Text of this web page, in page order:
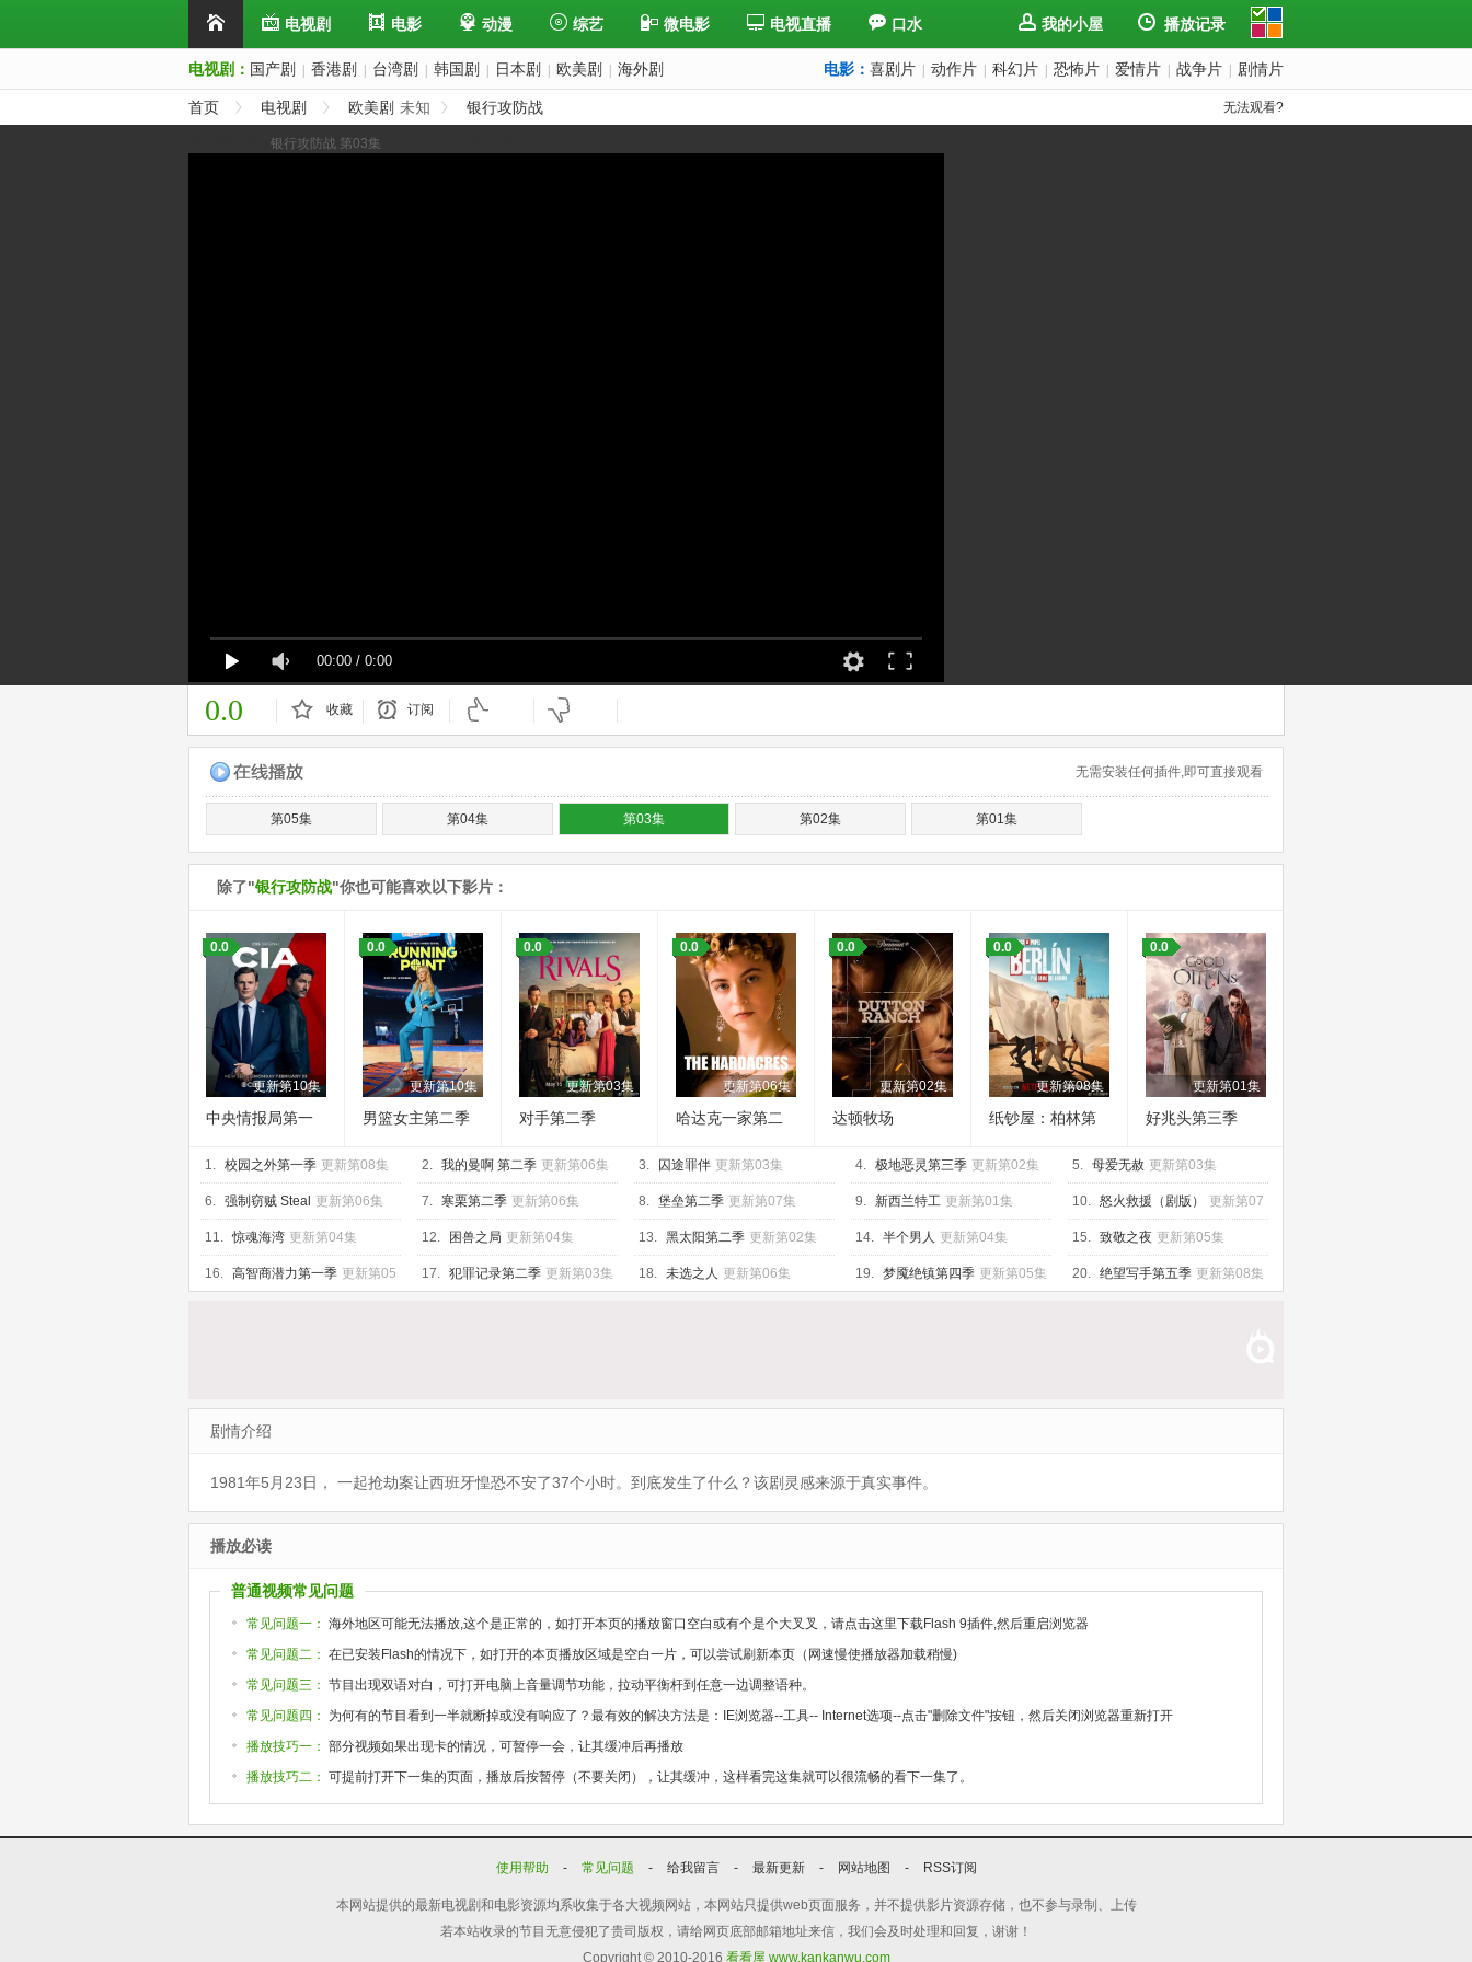
电视剧 电影 动漫 综艺 微电影 电视直播 口水 我的小屋 播放记录
电视剧： 国产剧 香港剧 台湾剧 韩国剧 日本剧 欧美剧 海外剧 电影： 喜剧片 动作片 科幻片 恐怖片 爱情片 战争片 剧情片
无法观看?
首页 电视剧 欧美剧 未知 银行攻防战
银行攻防战 第03集
00:00 / 0:00
0.0 收藏 订阅
无需安装任何插件,即可直接观看
第05集 第04集 第03集 第02集 第01集
除了"银行攻防战"你也可能喜欢以下影片：
更新第10集
0.0
中央情报局第一
更新第10集
0.0
男篮女主第二季
更新第03集
0.0
对手第二季
更新第06集
0.0
哈达克一家第二
更新第02集
0.0
达顿牧场
更新第08集
0.0
纸钞屋：柏林第
更新第01集
0.0
好兆头第三季
1. 校园之外第一季 更新第08集 2. 我的曼啊 第二季 更新第06集 3. 囚途罪伴 更新第03集 4. 极地恶灵第三季 更新第02集 5. 母爱无赦 更新第03集
6. 强制窃贼 Steal 更新第06集 7. 寒栗第二季 更新第06集 8. 堡垒第二季 更新第07集 9. 新西兰特工 更新第01集 10. 怒火救援（剧版） 更新第07
集
11. 惊魂海湾 更新第04集 12. 困兽之局 更新第04集 13. 黑太阳第二季 更新第02集 14. 半个男人 更新第04集 15. 致敬之夜 更新第05集
16. 高智商潜力第一季 更新第05 17. 犯罪记录第二季 更新第03集 18. 未选之人 更新第06集 19. 梦魇绝镇第四季 更新第05集 20. 绝望写手第五季 更新第08集
剧情介绍
1981年5月23日， 一起抢劫案让西班牙惶恐不安了37个小时。到底发生了什么？该剧灵感来源于真实事件。
播放必读
普通视频常见问题
常见问题一： 海外地区可能无法播放,这个是正常的，如打开本页的播放窗口空白或有个是个大叉叉，请点击这里下载Flash 9插件,然后重启浏览器
常见问题二： 在已安装Flash的情况下，如打开的本页播放区域是空白一片，可以尝试刷新本页（网速慢使播放器加载稍慢)
常见问题三： 节目出现双语对白，可打开电脑上音量调节功能，拉动平衡杆到任意一边调整语种。
常见问题四：
为何有的节目看到一半就断掉或没有响应了？最有效的解决方法是：IE浏览器--工具-- Internet选项--点击"删除文件"按钮，然后关闭浏览器重新打开
播放技巧一： 部分视频如果出现卡的情况，可暂停一会，让其缓冲后再播放
播放技巧二： 可提前打开下一集的页面，播放后按暂停（不要关闭），让其缓冲，这样看完这集就可以很流畅的看下一集了。
使用帮助 - 常见问题 - 给我留言 - 最新更新 - 网站地图 - RSS订阅
本网站提供的最新电视剧和电影资源均系收集于各大视频网站，本网站只提供web页面服务，并不提供影片资源存储，也不参与录制、上传
若本站收录的节目无意侵犯了贵司版权，请给网页底部邮箱地址来信，我们会及时处理和回复，谢谢！
Copyright © 2010-2016 看看屋 www.kankanwu.com